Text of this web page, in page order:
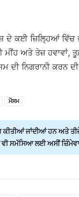
ਕਈ ਜ਼ਿਲ੍ਹਿਆਂ ਵਿੱਚ
ਅਤੇ ਤੇਜ਼ ਹਵਾਵਾਂ,
ਨਿਗਰਾਨੀ ਕਰਨ ਦੀ
ਮੌਸਮ
ਜਾਂਦੀਆਂ ਹਨ ਅਤੇ
ਸਮੱਸਿਆ ਲਈ ਅਸੀਂ